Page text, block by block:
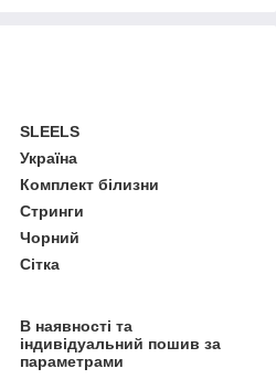
SLEELS
Україна
Комплект білизни
Стринги
Чорний
Сітка
В наявності та
індивідуальний пошив за
параметрами